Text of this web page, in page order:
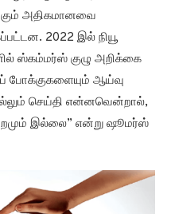
அதிகமானவை
2022 இல் நியூ
ஸ்கம்மர்ஸ் குழு அறிக்கை
போக்குகளையும் ஆய்வு
செய்தி என்னவென்றால்,
இல்லை” என்று ஷூமர்ஸ்